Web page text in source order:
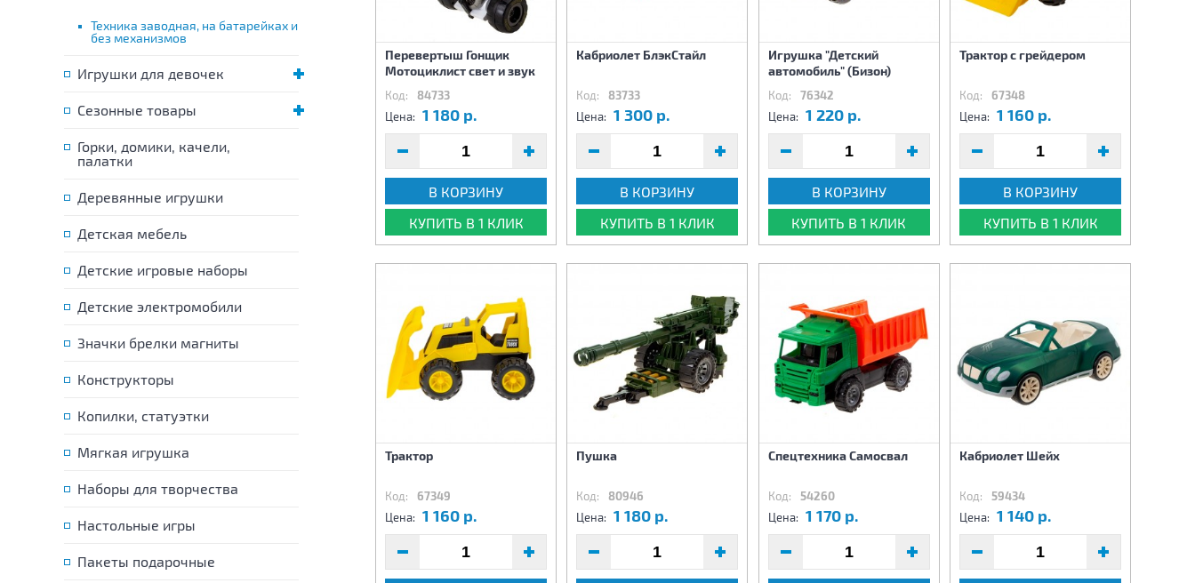
Техника заводная, на батарейках и
без механизмов
Игрушки для девочек
Сезонные товары
Горки, домики, качели,
палатки
Деревянные игрушки
Детская мебель
Детские игровые наборы
Детские электромобили
Значки брелки магниты
Конструкторы
Копилки, статуэтки
Мягкая игрушка
Наборы для творчества
Настольные игры
Пакеты подарочные
Перевертыш Гонщик
Мотоциклист свет и звук
Код: 84733
Цена: 1 180 р.
В КОРЗИНУ
КУПИТЬ В 1 КЛИК
Кабриолет БлэкСтайл
Код: 83733
Цена: 1 300 р.
В КОРЗИНУ
КУПИТЬ В 1 КЛИК
Игрушка "Детский
автомобиль" (Бизон)
Код: 76342
Цена: 1 220 р.
В КОРЗИНУ
КУПИТЬ В 1 КЛИК
Трактор с грейдером
Код: 67348
Цена: 1 160 р.
В КОРЗИНУ
КУПИТЬ В 1 КЛИК
Трактор
Код: 67349
Цена: 1 160 р.
Пушка
Код: 80946
Цена: 1 180 р.
Спецтехника Самосвал
Код: 54260
Цена: 1 170 р.
Кабриолет Шейх
Код: 59434
Цена: 1 140 р.